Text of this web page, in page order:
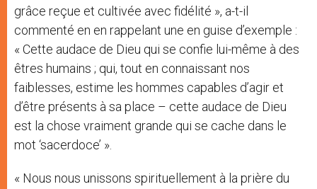
grâce reçue et cultivée avec fidélité », a-t-il
commenté en en rappelant une en guise d’exemple :
« Cette audace de Dieu qui se confie lui-même à des
êtres humains ; qui, tout en connaissant nos
faiblesses, estime les hommes capables d’agir et
d’être présents à sa place – cette audace de Dieu
est la chose vraiment grande qui se cache dans le
mot ‘sacerdoce’ ».
« Nous nous unissons spirituellement à la prière du